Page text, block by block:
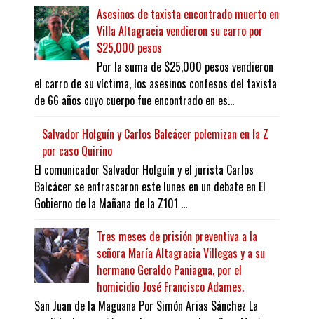
Asesinos de taxista encontrado muerto en
Villa Altagracia vendieron su carro por
$25,000 pesos
Por la suma de $25,000 pesos vendieron
el carro de su víctima, los asesinos confesos del taxista
de 66 años cuyo cuerpo fue encontrado en es...
Salvador Holguín y Carlos Balcácer polemizan en la Z
por caso Quirino
El comunicador Salvador Holguín y el jurista Carlos
Balcácer se enfrascaron este lunes en un debate en El
Gobierno de la Mañana de la Z101 ...
Tres meses de prisión preventiva a la
señora María Altagracia Villegas y a su
hermano Geraldo Paniagua, por el
homicidio José Francisco Adames.
San Juan de la Maguana Por Simón Arias Sánchez La